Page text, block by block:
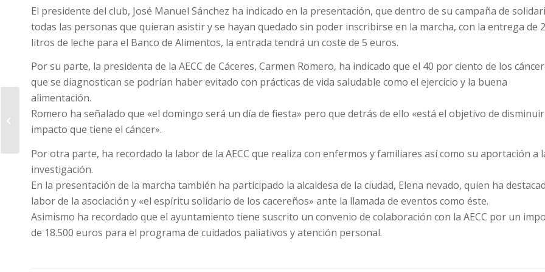
El presidente del club, José Manuel Sánchez ha indicado en la presentación, que dentro de su campaña de
todas las personas que quieran asistir y se hayan quedado sin poder inscribirse en la marcha, con la entrega de 2
litros de leche para el Banco de Alimentos, la entrada tendrá un coste de 5 euros.
Por su parte, la presidenta de la AECC de Cáceres, Carmen Romero, ha indicado que el 40 por ciento de los
que se diagnostican se podrían haber evitado con prácticas de vida saludable como el ejercicio y la buena
alimentación.
Romero ha señalado que «el domingo será un día de fiesta» pero que detrás de ello «está el objetivo de
impacto que tiene el cáncer».
Por otra parte, ha recordado la labor de la AECC que realiza con enfermos y familiares así como su aportación a
investigación.
En la presentación de la marcha también ha participado la alcaldesa de la ciudad, Elena nevado, quien ha
labor de la asociación y «el espíritu solidario de los cacereños» ante la llamada de eventos como éste.
Asimismo ha recordado que el ayuntamiento tiene suscrito un convenio de colaboración con la AECC por un
de 18.500 euros para el programa de cuidados paliativos y atención personal.
El Grupo de Ciudades
Patrimonio de la
Humanidad pone en